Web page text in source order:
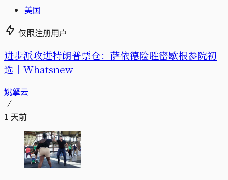
美国
仅限注册用户
进步派攻进特朗普票仓：萨依德险胜密歇根参院初
选｜Whatsnew
姚拏云
1 天前